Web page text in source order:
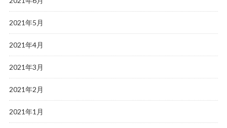
2021年5月
2021年4月
2021年3月
2021年2月
2021年1月